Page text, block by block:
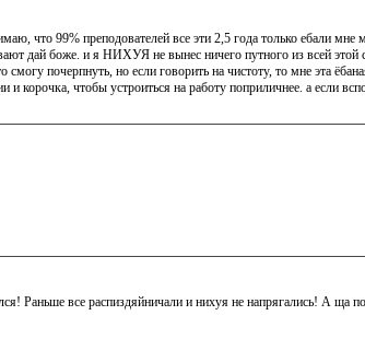
что 99% преподователей все эти 2,5 года только ебали
дай боже. и я НИХУЯ не вынес ничего путного из всей
смогу почерпнуть, но если говорить на чистоту, то мне эта
и корочка, чтобы устроиться на работу поприличнее. а
Раньше все распиздяйничали и нихуя не напрягались! А